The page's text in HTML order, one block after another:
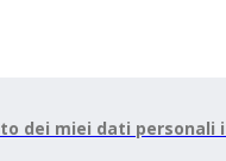
dei miei dati personali